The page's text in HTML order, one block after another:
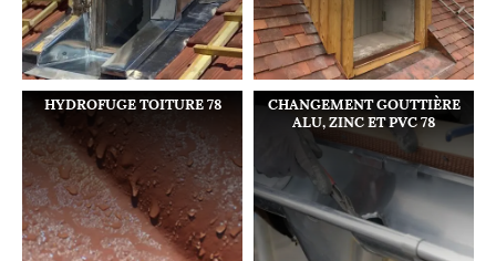
HYDROFUGE TOITURE 78
CHANGEMENT GOUTTIÈRE
ALU, ZINC ET PVC 78